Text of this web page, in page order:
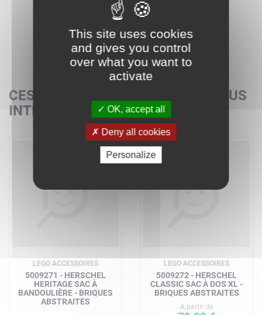
CES SETS POURRAIENT AUSSI VOUS
INTÉRESSER
LEGO ACCESSOIRES
5009271 - HERSCHEL
HERITAGE SAC À
BANDOULIÈRE - BRIQUES
ABSTRAITES
LEGO ACCESSOIRES
5009272 - HERSCHEL
CLASSIC SAC À DOS XL -
BRIQUES ABSTRAITES
A partir de
This site uses cookies
and gives you control
over what you want to
activate
OK, accept all
Deny all cookies
Personalize